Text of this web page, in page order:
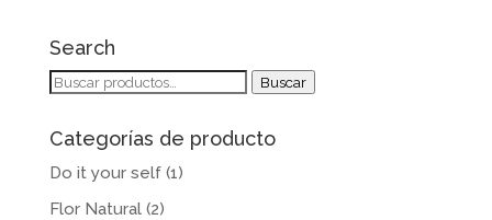
Search
Buscar
Buscar
Categorías de producto
Do it your self (1)
Flor Natural (2)